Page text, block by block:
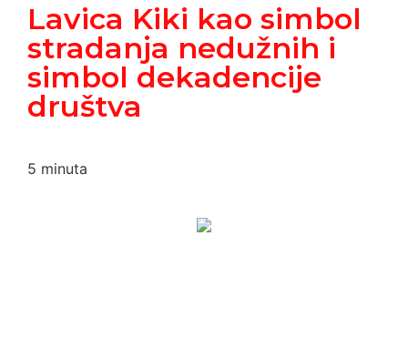
Lavica Kiki kao simbol
stradanja nedužnih i
simbol dekadencije
društva
5 minuta